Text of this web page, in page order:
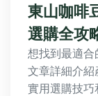
東山咖啡
選購全攻
想找到最適
文章詳細介
實用選購技巧